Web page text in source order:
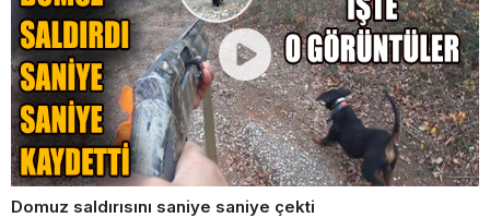
Domuz saldırısını saniye saniye çekti